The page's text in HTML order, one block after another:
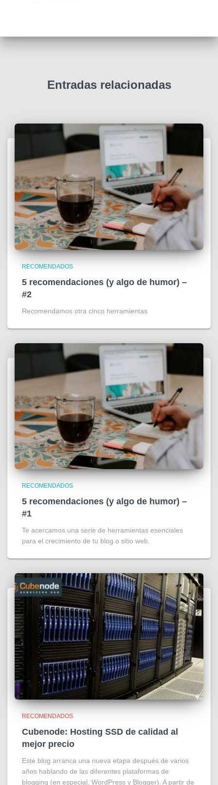
Entradas relacionadas
RECOMENDADOS
5 recomendaciones (y algo de humor) –
#2
Recomendamos otra cinco herramientas
RECOMENDADOS
5 recomendaciones (y algo de humor) –
#1
Te acercamos una serie de herramientas esenciales
para el crecimiento de tu blog o sitio web.
RECOMENDADOS
Cubenode: Hosting SSD de calidad al
mejor precio
Este blog arranca una nueva etapa después de varios
años hablando de las diferentes plataformas de
blogging (en especial, WordPress y Blogger). A partir de